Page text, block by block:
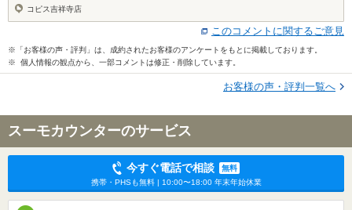
コピス吉祥寺店
このコメントに関するご意見
※「お客様の声・評判」は、成約されたお客様のアンケートをもとに掲載しております。
※ 個人情報の観点から、一部コメントは修正・削除しています。
お客様の声・評判一覧へ
スーモカウンターのサービス
今すぐ電話で相談
無料
携帯・PHSも無料 | 10:00〜18:00 年末年始休業